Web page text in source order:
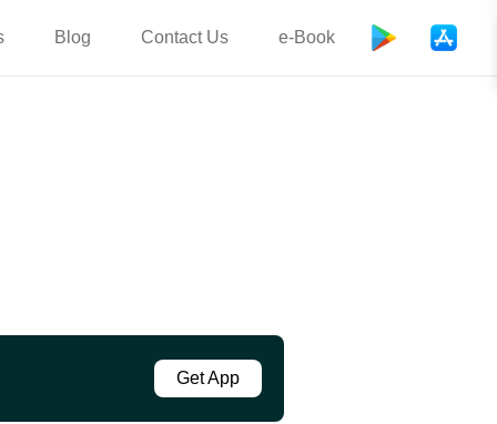
Blog Contact Us e-Book
Get App